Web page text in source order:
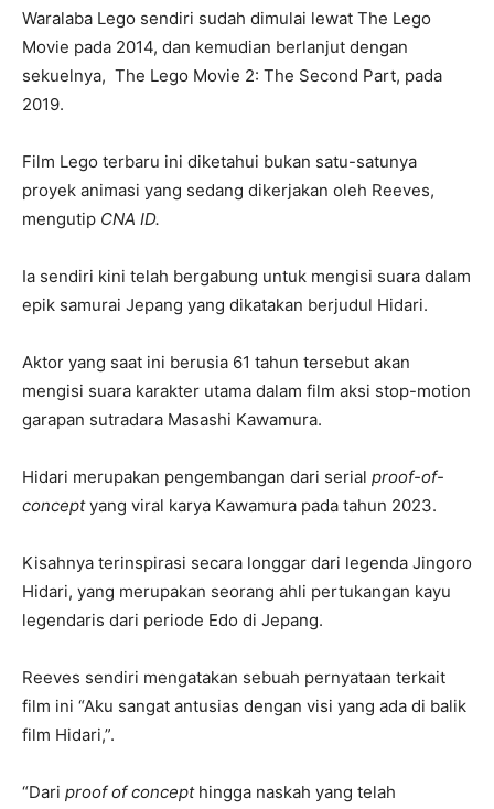
Waralaba Lego sendiri sudah dimulai lewat The Lego
Movie pada 2014, dan kemudian berlanjut dengan
sekuelnya, The Lego Movie 2: The Second Part, pada
2019.
Film Lego terbaru ini diketahui bukan satu-satunya
proyek animasi yang sedang dikerjakan oleh Reeves,
mengutip CNA ID.
Ia sendiri kini telah bergabung untuk mengisi suara dalam
epik samurai Jepang yang dikatakan berjudul Hidari.
Aktor yang saat ini berusia 61 tahun tersebut akan
mengisi suara karakter utama dalam film aksi stop-motion
garapan sutradara Masashi Kawamura.
Hidari merupakan pengembangan dari serial proof-of-
conceptyang viral karya Kawamura pada tahun 2023.
Kisahnya terinspirasi secara longgar dari legenda Jingoro
Hidari, yang merupakan seorang ahli pertukangan kayu
legendaris dari periode Edo di Jepang.
Reeves sendiri mengatakan sebuah pernyataan terkait
film ini “Aku sangat antusias dengan visi yang ada di balik
film Hidari,”.
“Dari proof of concept hingga naskah yang telah